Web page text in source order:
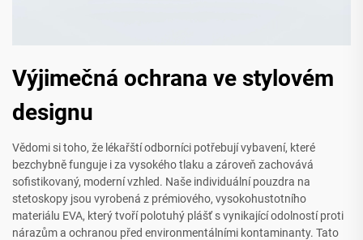
Výjimečná ochrana ve stylovém
designu
Vědomi si toho, že lékařští odborníci potřebují vybavení, které
bezchybně funguje i za vysokého tlaku a zároveň zachovává
sofistikovaný, moderní vzhled. Naše individuální pouzdra na
stetoskopy jsou vyrobená z prémiového, vysokohustotního
materiálu EVA, který tvoří polotuhý plášť s vynikající odolností proti
nárazům a ochranou před environmentálními kontaminanty. Tato